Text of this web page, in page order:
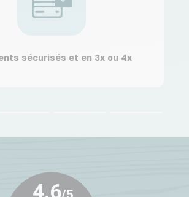
sécurisés et en 3x ou 4x